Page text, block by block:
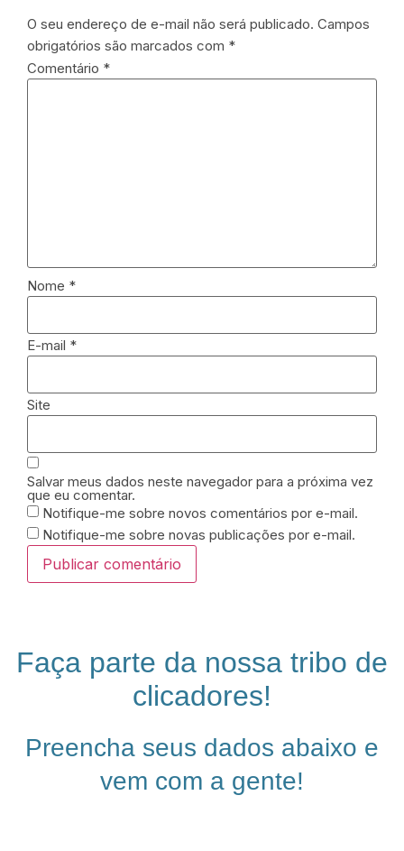
O seu endereço de e-mail não será publicado. Campos
obrigatórios são marcados com *
Comentário *
Nome *
E-mail *
Site
Salvar meus dados neste navegador para a próxima vez
que eu comentar.
Notifique-me sobre novos comentários por e-mail.
Notifique-me sobre novas publicações por e-mail.
Faça parte da nossa tribo de
clicadores!
Preencha seus dados abaixo e
vem com a gente!